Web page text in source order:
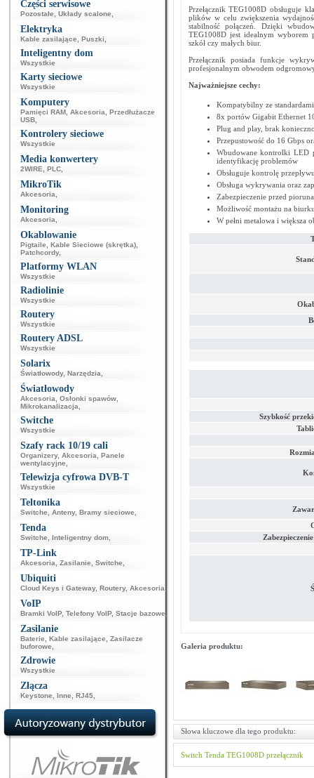
Części serwisowe
Pozostałe Układy scalone
Elektryka
Kable zasilające Puszki
Inteligentny dom
Wszystkie
Karty sieciowe
Wszystkie
Komputery
Pamięci RAM Akcesoria
Przedłużacze
USB
Kontrolery sieciowe
Wszystkie
Media konwertery
2WIRE PLC
MikroTik
Akcesoria
Monitoring
Akcesoria
Okablowanie
Pigtaile Kable Sieciowe (skrętka)
Patchcordy,
Platformy WLAN
Wszystkie
Radiolinie
Wszystkie
Routery
Wszystkie
Routery ADSL
Wszystkie
Solarix
Światłowody, Narzędzia
Światłowody
Akcesoria Osłonki spawów
Mikrokanalizacja
Switche
Wszystkie
Szafy rack 10/19 cali
Organizery, Akcesoria
Panele
wentylacyjne
Telewizja cyfrowa DVB-T
Wszystkie
Teltonika
Switche Anteny, Bramy sieciowe
Tenda
Switche Inteligentny dom
TP-Link
Akcesoria Zasilanie Switche
Ubiquiti
Cloud Keys i Gateway, Routery, Akcesoria
VoIP
Bramki VoIP, Telefony VoIP, Stacje bazowe
Zasilanie
Baterie Kable zasilające
Zasilacze
buforowe
Zdrowie
Wszystkie
Złącza
Keystone Inne RJ45
Przełącznik TEG1008D obsługuje
plików w celu zwiększenia
stabilność połączeń. Dzięki
TEG1008D jest idealnym wyborem
szkół czy małych biur.
Przełącznik posiada funkcje
profesjonalnym obwodem
Najważniejsze cechy:
Kompatybilny ze
8x portów Gigabit Ethernet
Plug and play, brak
Przepustowość do 16 Gbps
Wbudowane kontrolki LED
identyfikację problemów
Obsługuje kontrolę
Obsługa wykrywania oraz
Zabezpieczenie przed
Możliwość montażu na
W pełni metalowa i większa
Szybkość
Galeria produktu:
Słowa kluczowe dla tego produktu:
Switch Tenda TEG1008D przełącznik